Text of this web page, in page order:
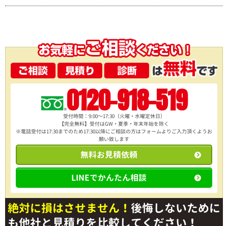
0120-918-519
受付時間：9:00～17:30（火曜・水曜定休日）
【完全無料】受付はGW・夏季・年末年始を除く
※電話受付は17:30までのため17:30以降にご相談の方はフォームよりご入力頂くようお
願い致します
無料お見積依頼
LINEでかんたん相談
絶対に損はさせません！ 後悔しないために
も他社と見積りを比較してください！